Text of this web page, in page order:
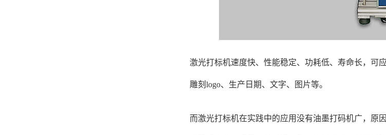
激光打标机速度快、性能稳定、功耗低、寿命长，可
雕刻logo、生产日期、文字、图片等。
而激光打标机在实践中的应用没有油墨打码机广，原